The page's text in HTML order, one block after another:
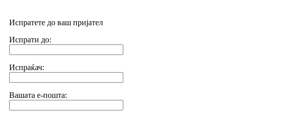
Испратете до ваш пријател
Испрати до:
Испраќач:
Вашата е-пошта: